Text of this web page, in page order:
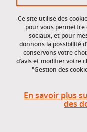
Accès réservés
Intranet des
Ce site utilise des
pour vous
sociaux, et pour
donnons la possibilité
conservons votre
d’avis et modifier votre
"Gestion des
En savoir plus
des